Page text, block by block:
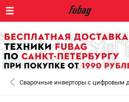
+7 (812) 317-60-57 - ЗАКАЗ
САНКТ-ПЕТЕРБУРГ
0 ₽
Сварочные инверторы с цифровым